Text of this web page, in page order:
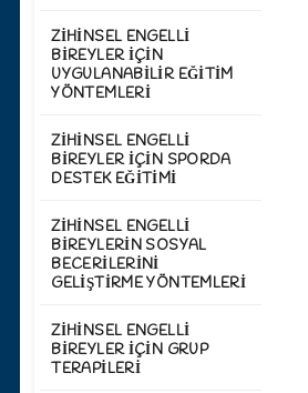
ZIHINSEL ENGELLI
BIREYLER İÇIN
UYGULANABILIR EĞITIM
YÖNTEMLERI
ZIHINSEL ENGELLI
BIREYLER IÇIN SPORDA
DESTEK EĞITIMI
ZIHINSEL ENGELLI
BIREYLERIN SOSYAL
BECERILERINI
GELIŞTIRME YÖNTEMLERI
ZIHINSEL ENGELLI
BIREYLER İÇIN GRUP
TERAPILERI